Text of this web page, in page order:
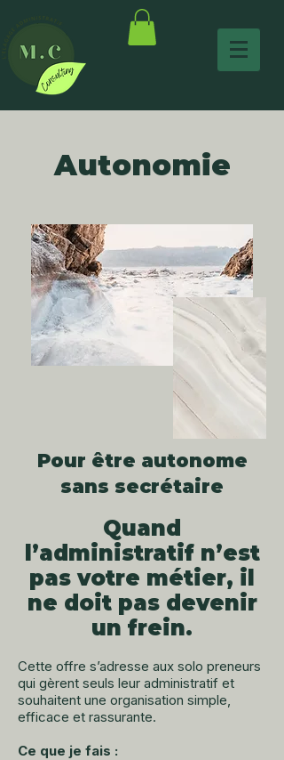
Autonomie
Pour être autonome
sans secrétaire
Quand
l’administratif n’est
pas votre métier, il
ne doit pas devenir
un frein.
Cette offre s’adresse aux solo preneurs
qui gèrent seuls leur administratif et
souhaitent une organisation simple,
efficace et rassurante.
Ce que je fais :